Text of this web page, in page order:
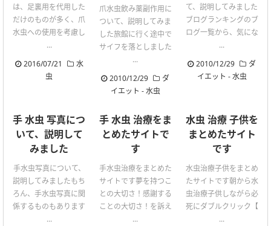
は、足裏用を代用した
だけのものが多く、爪
水虫への使用を考慮し
...
2016/07/21
水
虫
爪水虫飲み薬副作用に
ついて、説明してみま
した旅館に行く途中で
サイフを落としました
...
2010/12/29
ダ
イエット -水虫
て、説明してみました
ブログランキングのブ
ログ一覧から、気にな
...
2010/12/29
ダ
イエット -水虫
手 水虫 写真につ
いて、説明して
みました
手水虫写真について、
説明してみましたもち
ろん、手水虫写真に関
係するものもあります
...
手 水虫 治療をま
とめたサイトで
す
手水虫治療をまとめた
サイトです夢を持つこ
との大切さ！感謝する
ことの大切さ！を訴え
...
水虫 治療 子供を
まとめたサイト
です
水虫治療子供をまとめ
たサイトです朝から水
虫治療子供しながら必
死にダブルクリック【
...